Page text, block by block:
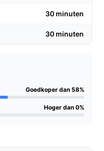
noemen extra
snel een rondje kunt
zonder snoer te
van 0,50 l moet je
sterk vervuilde ruimtes.
wilt tegenhouden.
en volgens de
30 minuten
30 minuten
Goedkoper dan 58%
Hoger dan 0%